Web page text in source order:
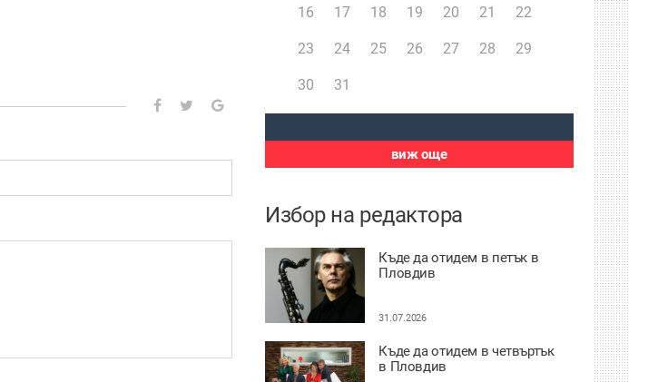
16 17 18 19 20 21 22
23 24 25 26 27 28 29
30 31
виж още
Избор на редактора
Къде да отидем в петък в
Пловдив
31.07.2026
Къде да отидем в четвъртък
в Пловдив